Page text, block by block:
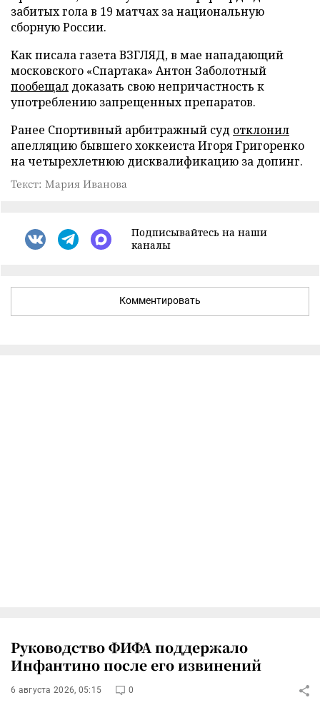
забитых гола в 19 матчах за национальную
сборную России.
Как писала газета ВЗГЛЯД, в мае нападающий
московского «Спартака» Антон Заболотный
пообещал доказать свою непричастность к
употреблению запрещенных препаратов.
Ранее Спортивный арбитражный суд отклонил
апелляцию бывшего хоккеиста Игоря Григоренко
на четырехлетнюю дисквалификацию за допинг.
Текст: Мария Иванова
Подписывайтесь на наши
каналы
Комментировать
Руководство ФИФА поддержало
Инфантино после его извинений
6 августа 2026, 05:15 0